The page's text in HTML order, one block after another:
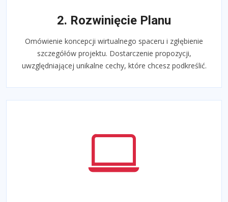
2. Rozwinięcie Planu
Omówienie koncepcji wirtualnego spaceru i zgłębienie
szczegółów projektu. Dostarczenie propozycji,
uwzględniającej unikalne cechy, które chcesz podkreślić.